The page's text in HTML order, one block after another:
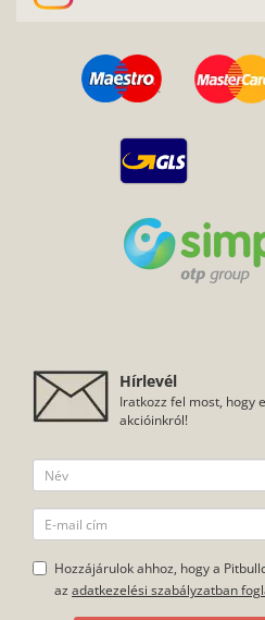
Hírlevél
Iratkozz fel most, hogy
akcióinkról!
Hozzájárulok ahhoz, hogy a
az adatkezelési szabályzatban